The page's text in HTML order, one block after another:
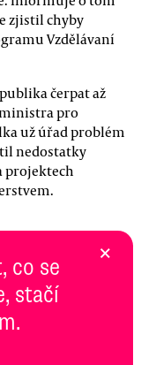
zjistil chyby
Vzdělávaní
čerpat až
pro
už úřad problém
nedostatky
projektech
co se
stačí
×